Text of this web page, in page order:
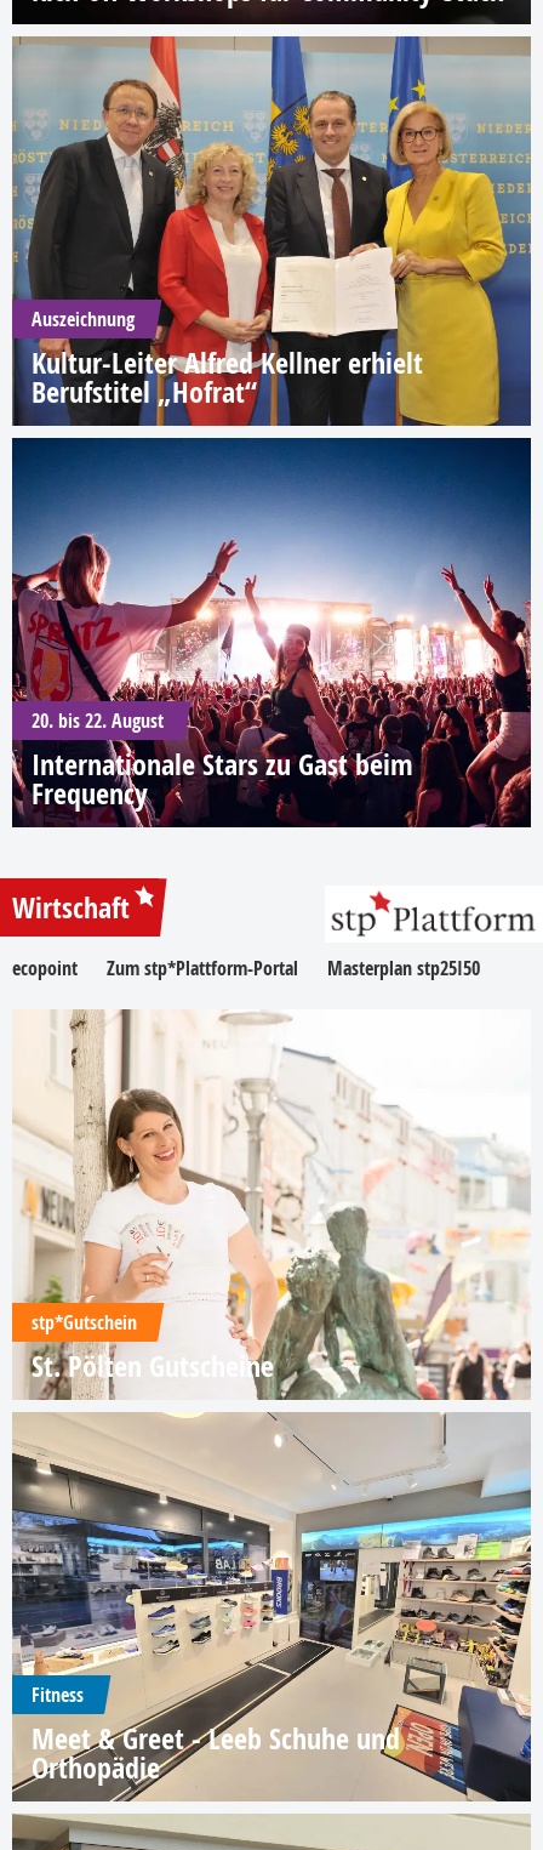
Auszeichnung
Kultur-Leiter Alfred Kellner erhielt
Berufstitel „Hofrat“
20. bis 22. August
Internationale Stars zu Gast beim
Frequency
Wirtschaft
ecopoint Zum stp*Plattform-Portal Masterplan stp25I50
stp*Gutschein
St. Pölten Gutscheine
Fitness
Meet & Greet - Leeb Schuhe und
Orthopädie